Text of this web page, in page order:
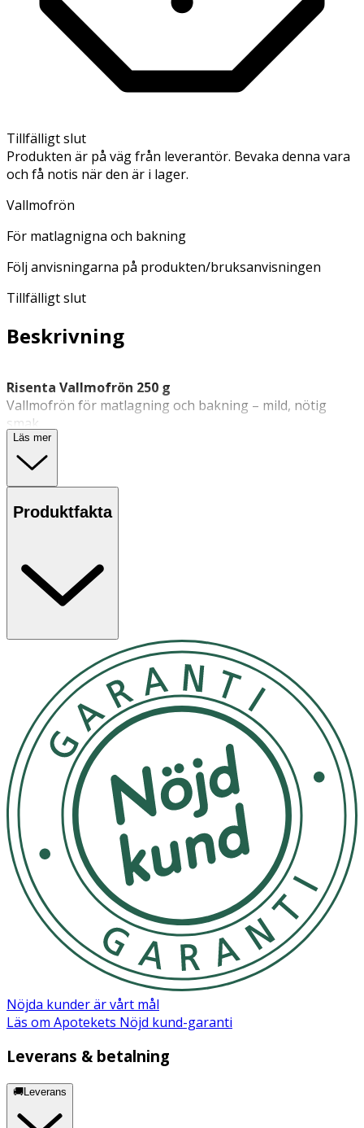
Tillfälligt slut
Produkten är på väg från leverantör. Bevaka denna vara
och få notis när den är i lager.
Vallmofrön
För matlagnigna och bakning
Följ anvisningarna på produkten/bruksanvisningen
Tillfälligt slut
Beskrivning
Risenta Vallmofrön 250 g
Vallmofrön för matlagning och bakning – mild, nötig
smak.
Små frön som ger fin textur och lätt nötig karaktär.
Passar som topping och i smetar och degar.
Egenskaper
· Ger krispig textur i mat och bak
· Lämpliga som topping eller i smet/deg
· Till maten: strö över sallader, bowls och varma rätter.
· Bakning: toppa bröd och bakverk eller blanda i
pannkaks- och våffelsmet.
Förvaring
Förvaras torrt och svalt.
Näringsinnehåll 100 g
Energi kj/kcal 2147/520
Fett
- varav mättat fett 4,5 g
8,6 g
- varav sockerarter 3,0 g
Protein
Läs mer
Produktfakta
Nöjda kunder är vårt mål
Läs om Apotekets Nöjd kund-garanti
Leverans & betalning
🚚Leverans